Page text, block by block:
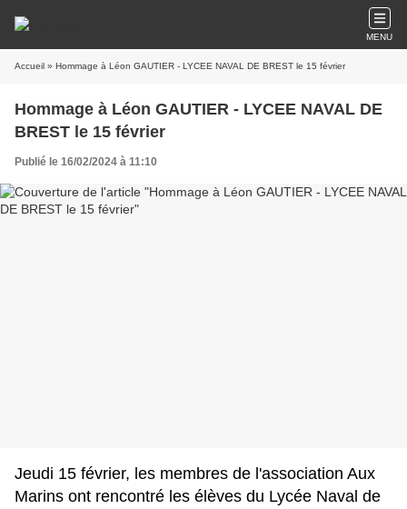
MENU
Accueil » Hommage à Léon GAUTIER - LYCEE NAVAL DE BREST le 15 février
Hommage à Léon GAUTIER - LYCEE NAVAL DE
BREST le 15 février
Publié le 16/02/2024 à 11:10
Jeudi 15 février, les membres de l'association Aux
Marins ont rencontré les élèves du Lycée Naval de